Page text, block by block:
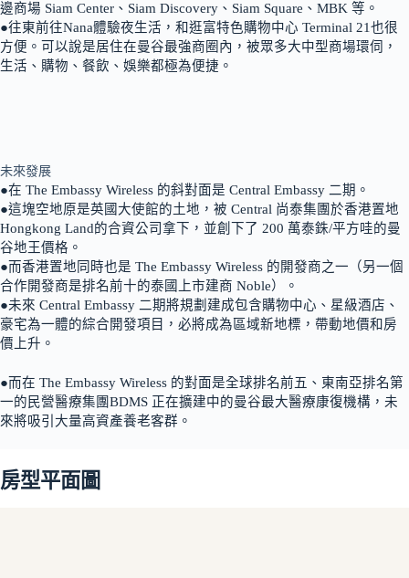
邊商場 Siam Center、Siam Discovery、Siam Square、MBK 等。
●往東前往Nana體驗夜生活，和逛富特色購物中心 Terminal 21也很
方便。可以說是居住在曼谷最強商圈內，被眾多大中型商場環伺，
生活、購物、餐飲、娛樂都極為便捷。
未來發展
●在 The Embassy Wireless 的斜對面是 Central Embassy 二期。
●這塊空地原是英國大使館的土地，被 Central 尚泰集團於香港置地
Hongkong Land的合資公司拿下，並創下了 200 萬泰銖/平方哇的曼
谷地王價格。
●而香港置地同時也是 The Embassy Wireless 的開發商之一（另一個
合作開發商是排名前十的泰國上市建商 Noble）。
●未來 Central Embassy 二期將規劃建成包含購物中心、星級酒店、
豪宅為一體的綜合開發項目，必將成為區域新地標，帶動地價和房
價上升。
●而在 The Embassy Wireless 的對面是全球排名前五、東南亞排名第
一的民營醫療集團BDMS 正在擴建中的曼谷最大醫療康復機構，未
來將吸引大量高資產養老客群。
房型平面圖